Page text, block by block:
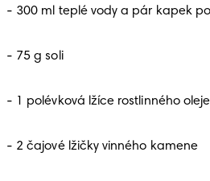
- 300 ml teplé vody a pár kapek
- 75 g soli
- 1 polévková lžíce rostlinného oleje
- 2 čajové lžičky vinného kamene